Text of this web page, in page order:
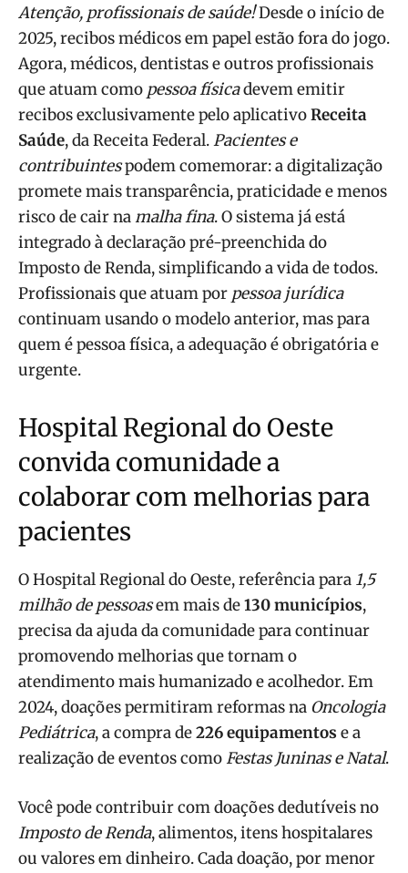
Atenção, profissionais de saúde!Desde o início de
2025, recibos médicos em papel estão fora do jogo.
Agora, médicos, dentistas e outros profissionais
que atuam como pessoa físicadevem emitir
recibos exclusivamente pelo aplicativoReceita
Saúde, da Receita Federal.Pacientes e
contribuintespodem comemorar: a digitalização
promete mais transparência, praticidade e menos
risco de cair namalha fina. O sistema já está
integrado à declaração pré-preenchida do
Imposto de Renda, simplificando a vida de todos.
Profissionais que atuam por pessoa jurídica
continuam usando o modelo anterior, mas para
quem é pessoa física, a adequação é obrigatória e
urgente.
Hospital Regional do Oeste
convida comunidade a
colaborar com melhorias para
pacientes
O Hospital Regional do Oeste, referência para 1,5
milhão de pessoasem mais de130 municípios,
precisa da ajuda da comunidade para continuar
promovendo melhorias que tornam o
atendimento mais humanizado e acolhedor. Em
2024, doações permitiram reformas na Oncologia
Pediátrica, a compra de226 equipamentos e a
realização de eventos comoFestas Juninas e Natal.
Você pode contribuir com doações dedutíveis no
Imposto de Renda, alimentos, itens hospitalares
ou valores em dinheiro. Cada doação, por menor